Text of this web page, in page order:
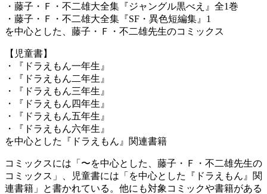
・藤子・Ｆ・不二雄大全集『ジャングル黒べえ』全1巻
・藤子・Ｆ・不二雄大全集『SF・異色短編集』1
を中心とした、藤子・Ｆ・不二雄先生のコミックス
【児童書】
・『ドラえもん一年生』
・『ドラえもん二年生』
・『ドラえもん三年生』
・『ドラえもん四年生』
・『ドラえもん五年生』
・『ドラえもん六年生』
を中心とした『ドラえもん』関連書籍
コミックスには「〜を中心とした、藤子・Ｆ・不二雄先生の
コミックス」、児童書には「を中心とした『ドラえもん』関
連書籍」と書かれている。他にも対象コミックや書籍がある